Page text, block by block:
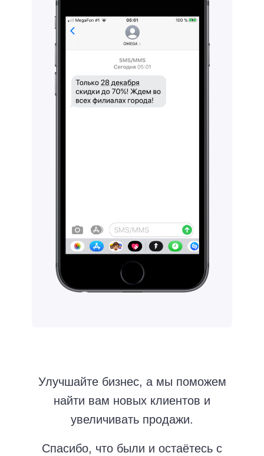
Улучшайте бизнес, а мы поможем
найти вам новых клиентов и
увеличивать продажи.
Спасибо, что были и остаётесь с